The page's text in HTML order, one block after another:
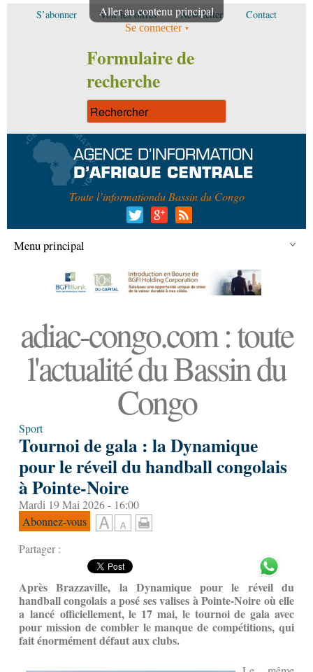
Aller au contenu principal
S’abonner Voir les offres Newsletter Contact
Se connecter
Formulaire de
recherche
Toute l’informationdu Bassin du Congo
Menu principal
adiac-congo.com : toute
l'actualité du Bassin du
Congo
Sport
Tournoi de gala : la Dynamique
pour le réveil du handball congolais
à Pointe-Noire
Mardi 19 Mai 2026 - 16:00
Abonnez-vous
Partager :
Après Brazzaville, la Dynamique pour le réveil du
handball congolais a posé ses valises à Pointe-Noire où elle
a lancé officiellement, le 17 mai, le tournoi de gala avec
pour mission de combler le manque de compétitions, qui
fait énormément défaut aux clubs.